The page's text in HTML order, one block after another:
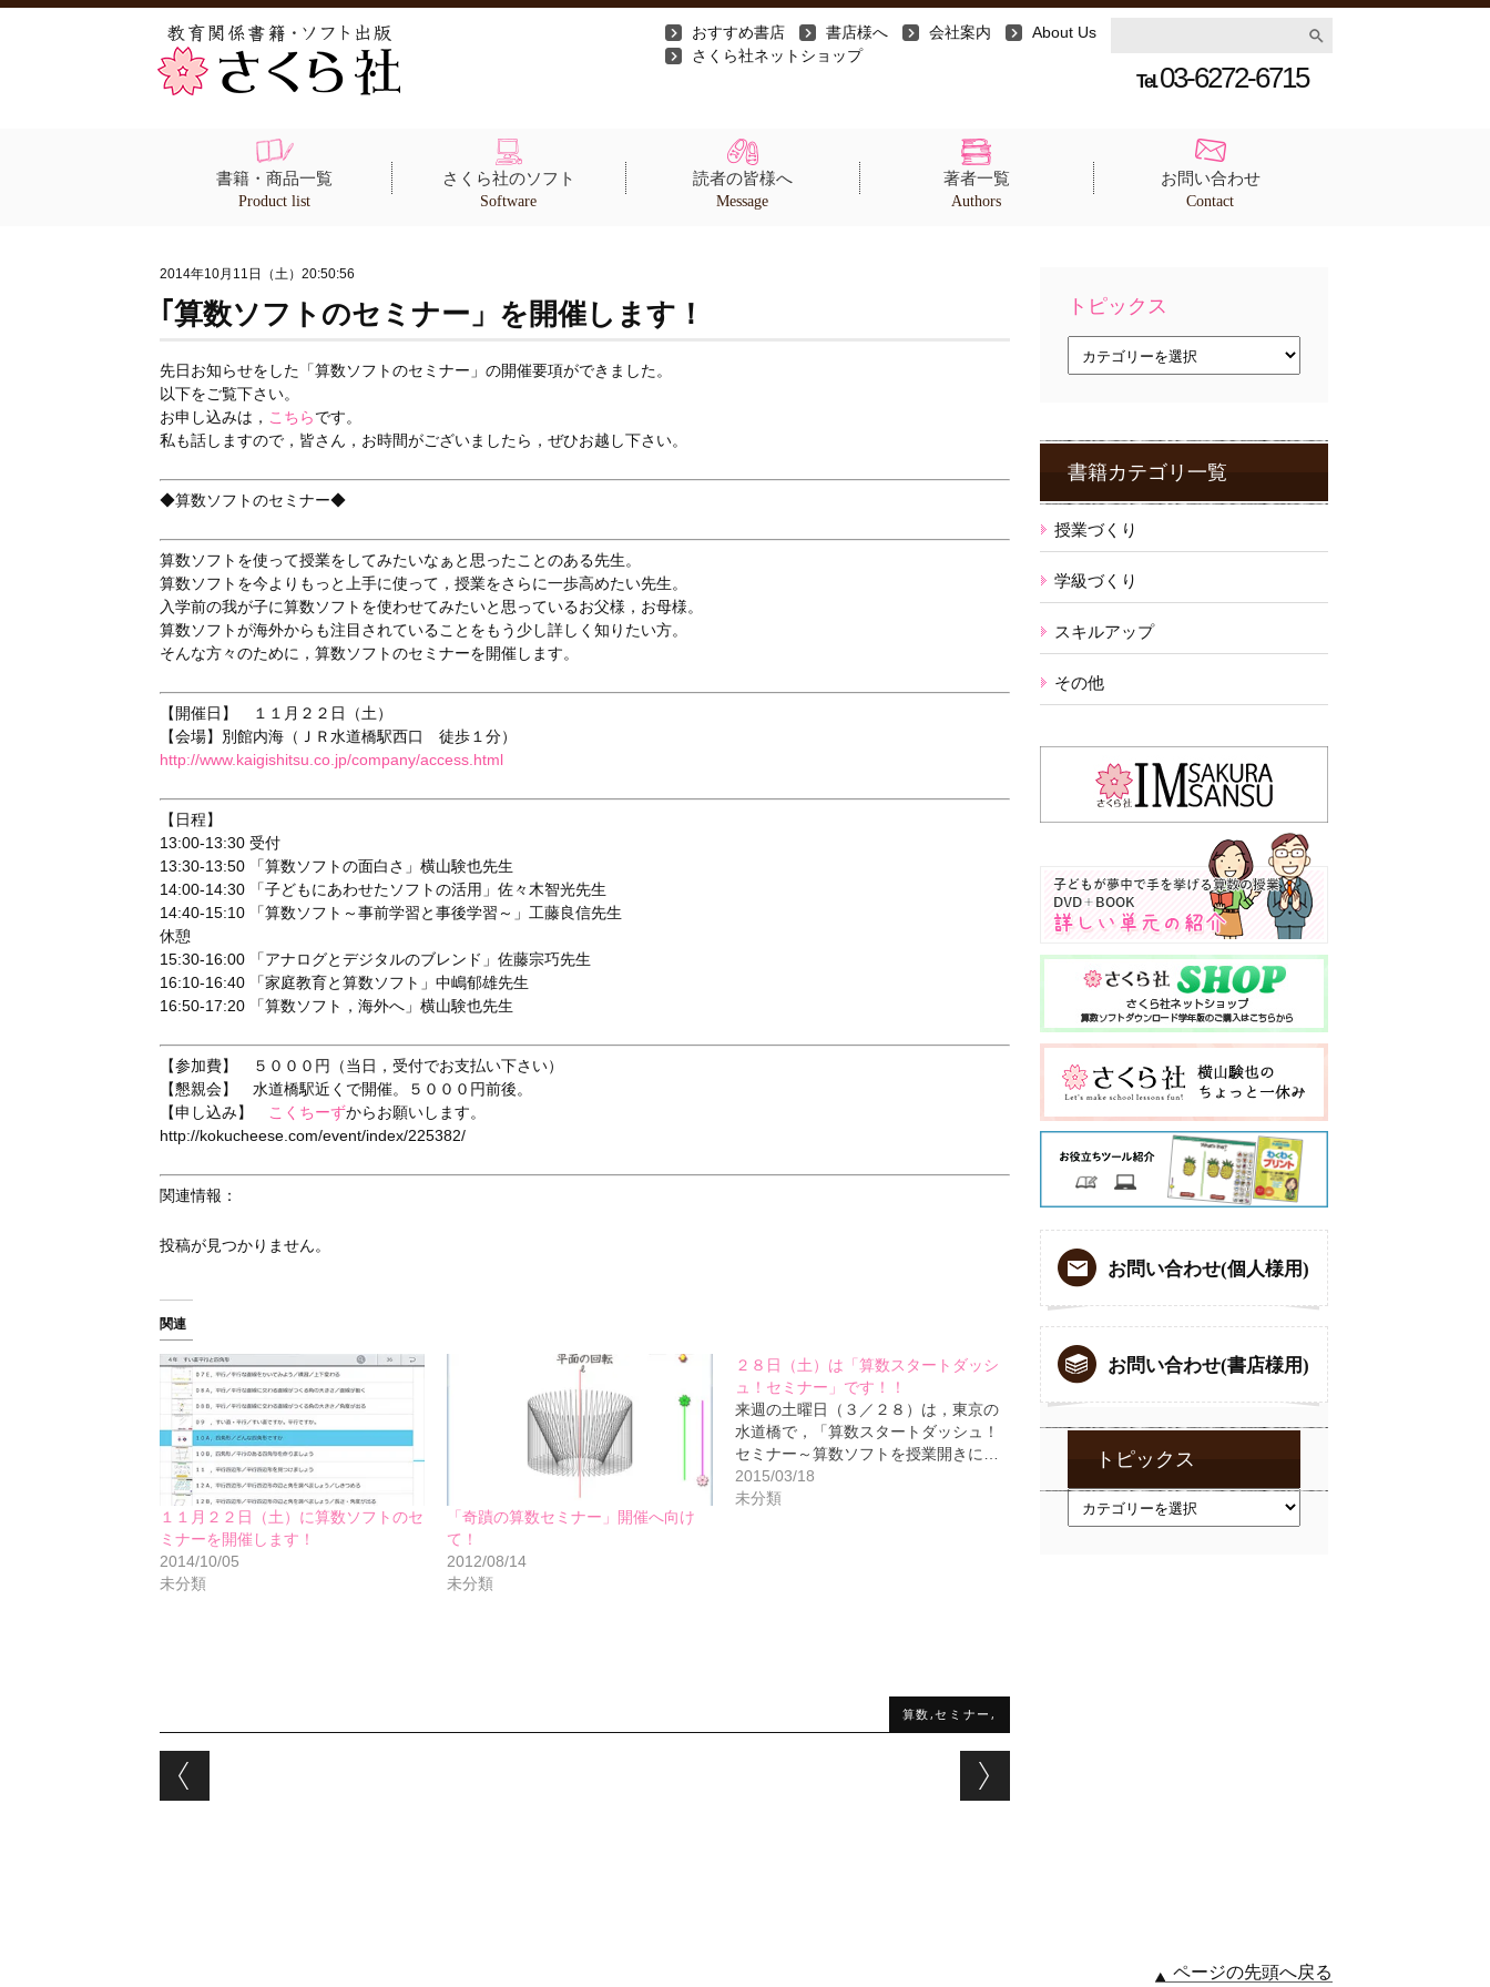
おすすめ書店 書店様へ 会社案内
About Us
さくら社ネットショップ
Tel. 03-6272-6715
書籍・商品一覧
Product list
さくら社のソフト
Software
読者の皆様へ
Message
著者一覧
Authors
お問い合わせ
Contact
2014年10月11日（土）20:50:56
｢算数ソフトのセミナー」を開催します！
先日お知らせをした「算数ソフトのセミナー」の開催要項ができました。
以下をご覧下さい。
お申し込みは， こちらです。
私も話しますので，皆さん，お時間がございましたら，ぜひお越し下さい。
◆算数ソフトのセミナー◆
算数ソフトを使って授業をしてみたいなぁと思ったことのある先生。
算数ソフトを今よりもっと上手に使って，授業をさらに一歩高めたい先生。
入学前の我が子に算数ソフトを使わせてみたいと思っているお父様，お母様。
算数ソフトが海外からも注目されていることをもう少し詳しく知りたい方。
そんな方々のために，算数ソフトのセミナーを開催します。
【開催日】 １１月２２日（土）
【会場】別館内海（ＪＲ水道橋駅西口 徒歩１分）
http://www.kaigishitsu.co.jp/company/access.html
【日程】
13:00-13:30 受付
13:30-13:50 「算数ソフトの面白さ」横山験也先生
14:00-14:30 「子どもにあわせたソフトの活用」佐々木智光先生
14:40-15:10 「算数ソフト～事前学習と事後学習～」工藤良信先生
休憩
15:30-16:00 「アナログとデジタルのブレンド」佐藤宗巧先生
16:10-16:40 「家庭教育と算数ソフト」中嶋郁雄先生
16:50-17:20 「算数ソフト，海外へ」横山験也先生
【参加費】 ５０００円（当日，受付でお支払い下さい）
【懇親会】 水道橋駅近くで開催。５０００円前後。
【申し込み】
こくちーずからお願いします。
http://kokucheese.com/event/index/225382/
関連情報：
投稿が見つかりません。
関連
１１月２２日（土）に算数ソフトのセ
ミナーを開催します！
2014/10/05
未分類
「奇蹟の算数セミナー」開催へ向け
て！
2012/08/14
未分類
２８日（土）は「算数スタートダッシ
ュ！セミナー」です！！
来週の土曜日（３／２８）は，東京の
水道橋で，「算数スタートダッシュ！
セミナー～算数ソフトを授業開きに…
2015/03/18
未分類
算数,セミナー,
Post navigation
トピックス
ス
書籍カテゴリ一覧
授業づくり
学級づくり
スキルアップ
その他
お問い合わせ(個人様用)
お問い合わせ(書店様用)
トピックス
ページの先頭へ戻る